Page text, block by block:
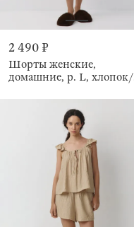
2 490 ₽
Шорты женские,
домашние, р. L, хлопок/
Relina